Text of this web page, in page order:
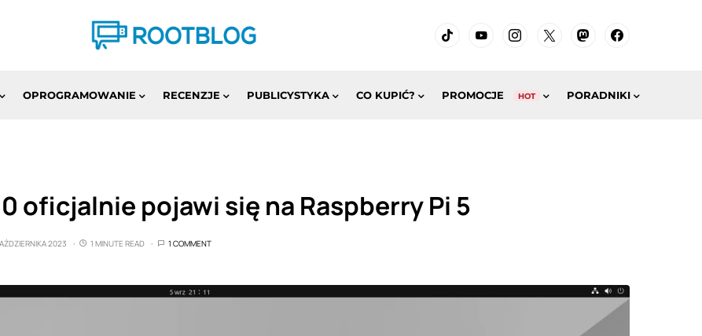
OPROGRAMOWANIE RECENZJE PUBLICYSTYKA CO KUPIĆ? PROMOCJE HOT PORADNIKI
oficjalnie pojawi się na Raspberry Pi 5
2023 1 MINUTE READ 1 COMMENT